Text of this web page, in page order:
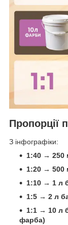
Пропорції
З інфографіки:
1:40 → 250
1:20 → 500
1:10 → 1 л
1:5 → 2 л
1:1 → 10 л
фарба)